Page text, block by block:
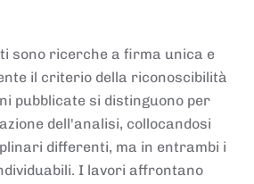
sono ricerche a firma unica e
il criterio della riconoscibilità
pubblicate si distinguono per
dell'analisi, collocandosi
differenti, ma in entrambi i
I lavori affrontano